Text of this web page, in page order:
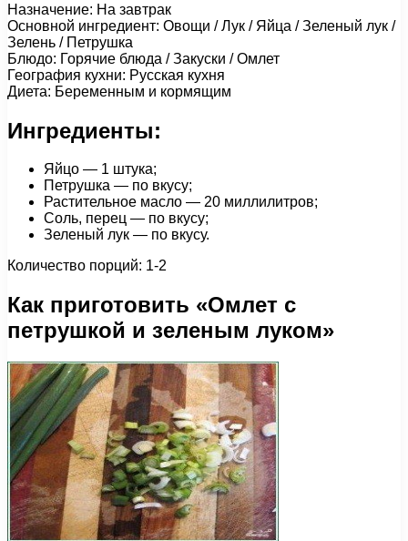
Назначение: На завтрак
Основной ингредиент: Овощи / Лук / Яйца / Зеленый лук /
Зелень / Петрушка
Блюдо: Горячие блюда / Закуски / Омлет
География кухни: Русская кухня
Диета: Беременным и кормящим
Ингредиенты:
Яйцо — 1 штука;
Петрушка — по вкусу;
Растительное масло — 20 миллилитров;
Соль, перец — по вкусу;
Зеленый лук — по вкусу.
Количество порций: 1-2
Как приготовить «Омлет с
петрушкой и зеленым луком»